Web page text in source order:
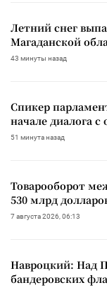
Летний снег
Магаданской
43 минуты назад
Спикер
начале диалога
51 минута назад
Товарооборот
530 млрд
7 августа 2026, 06:13
Навроцкий: Над
бандеровских